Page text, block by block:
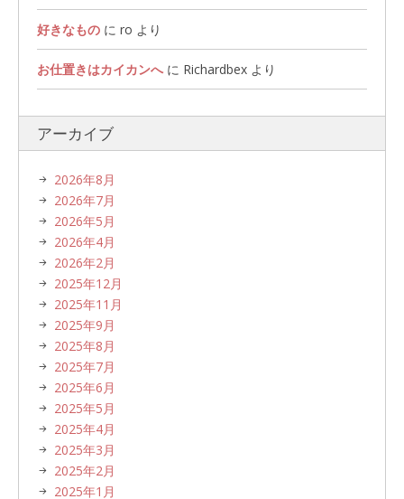
好きなもの に ro より
お仕置きはカイカンへ に Richardbex より
アーカイブ
2026年8月
2026年7月
2026年5月
2026年4月
2026年2月
2025年12月
2025年11月
2025年9月
2025年8月
2025年7月
2025年6月
2025年5月
2025年4月
2025年3月
2025年2月
2025年1月